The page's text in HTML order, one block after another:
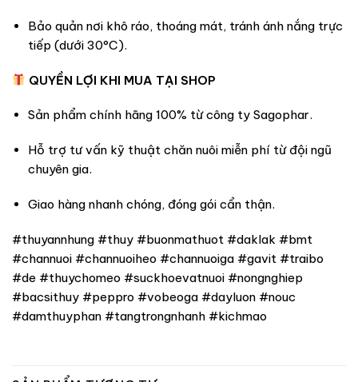
Bảo quản nơi khô ráo, thoáng mát, tránh ánh nắng trực
tiếp (dưới 30°C).
QUYỀN LỢI KHI MUA TẠI SHOP
Sản phẩm chính hãng 100% từ công ty Sagophar.
Hỗ trợ tư vấn kỹ thuật chăn nuôi miễn phí từ đội ngũ
chuyên gia.
Giao hàng nhanh chóng, đóng gói cẩn thận.
#thuyannhung #thuy #buonmathuot #daklak #bmt
#channuoi #channuoiheo #channuoiga #gavit #traibo
#de #thuychomeo #suckhoevatnuoi #nongnghiep
#bacsithuy #peppro #vobeoga #dayluon #nouc
#damthuyphan #tangtrongnhanh #kichmao